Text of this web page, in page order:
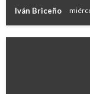
Iván Briceño